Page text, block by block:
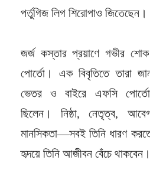
পর্তুগিজ লিগ শিরোপাও জিতেছেন।
জর্জ কস্তার প্রয়াণে গভীর
পোর্তো। এক বিবৃতিতে তারা
ভেতর ও বাইরে এফসি
ছিলেন। নিষ্ঠা, নেতৃত্ব,
মানসিকতা—সবই তিনি ধারণ
হৃদয়ে তিনি আজীবন বেঁচে থাকবেন।